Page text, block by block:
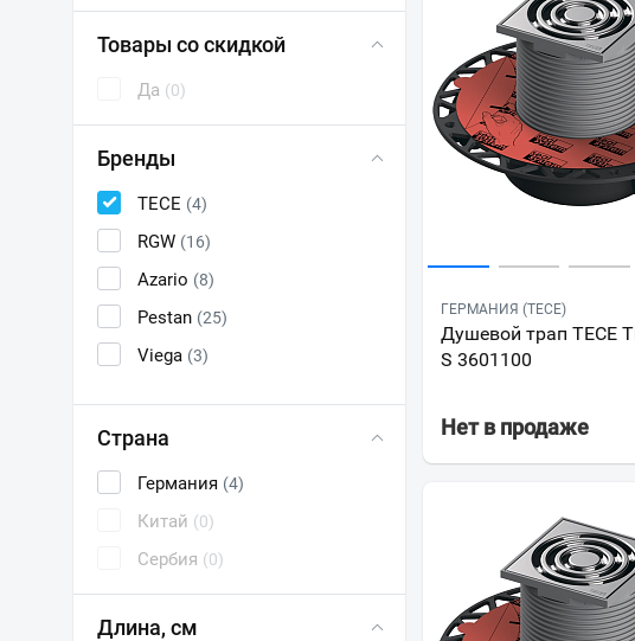
Товары со скидкой
Да (0)
Бренды
TECE (4)
RGW (16)
Azario (8)
Pestan (25)
Viega (3)
Страна
Германия (4)
Китай (0)
Сербия (0)
Длина, см
ГЕРМАНИЯ (TECE)
Душевой трап TECE
S 3601100
Нет в продаже